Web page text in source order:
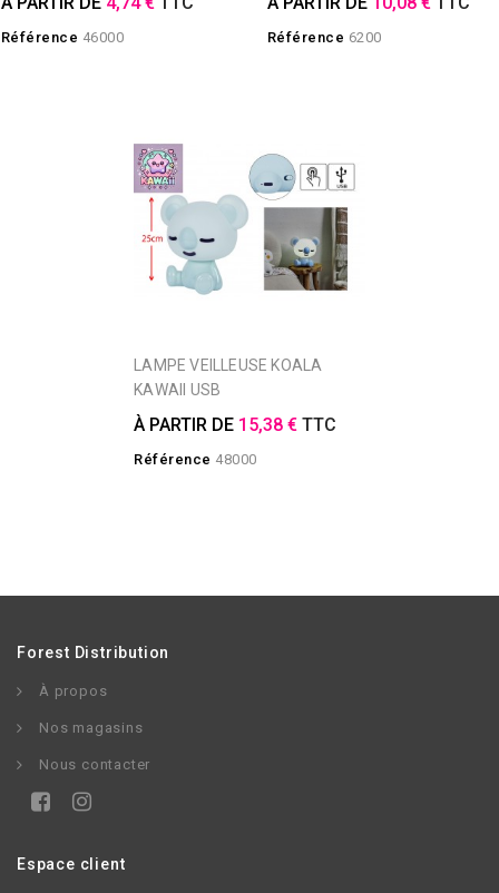
Référence 46000 Référence 6200
LAMPE VEILLEUSE KOALA
KAWAII USB
À PARTIR DE 15,38 € TTC
Référence 48000
Forest Distribution
À propos
Nos magasins
Nous contacter
Espace client